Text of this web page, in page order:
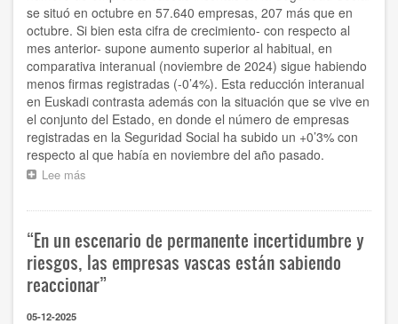
se situó en octubre en 57.640 empresas, 207 más que en
octubre. Si bien esta cifra de crecimiento- con respecto al
mes anterior- supone aumento superior al habitual, en
comparativa interanual (noviembre de 2024) sigue habiendo
menos firmas registradas (-0’4%). Esta reducción interanual
en Euskadi contrasta además con la situación que se vive en
el conjunto del Estado, en donde el número de empresas
registradas en la Seguridad Social ha subido un +0’3% con
respecto al que había en noviembre del año pasado.
Lee más
crecimiento
de
noviembre,
Euskadi
“En un escenario de permanente incertidumbre y
riesgos, las empresas vascas están sabiendo
reaccionar”
05-12-2025